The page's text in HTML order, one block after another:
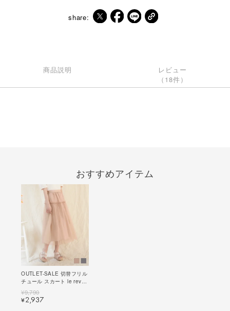
share:
商品説明
レビュー
（18件）
おすすめアイテム
OUTLET-SALE 切替フリル
チュール スカート le reve
1821【1】
¥9,790
¥2,937